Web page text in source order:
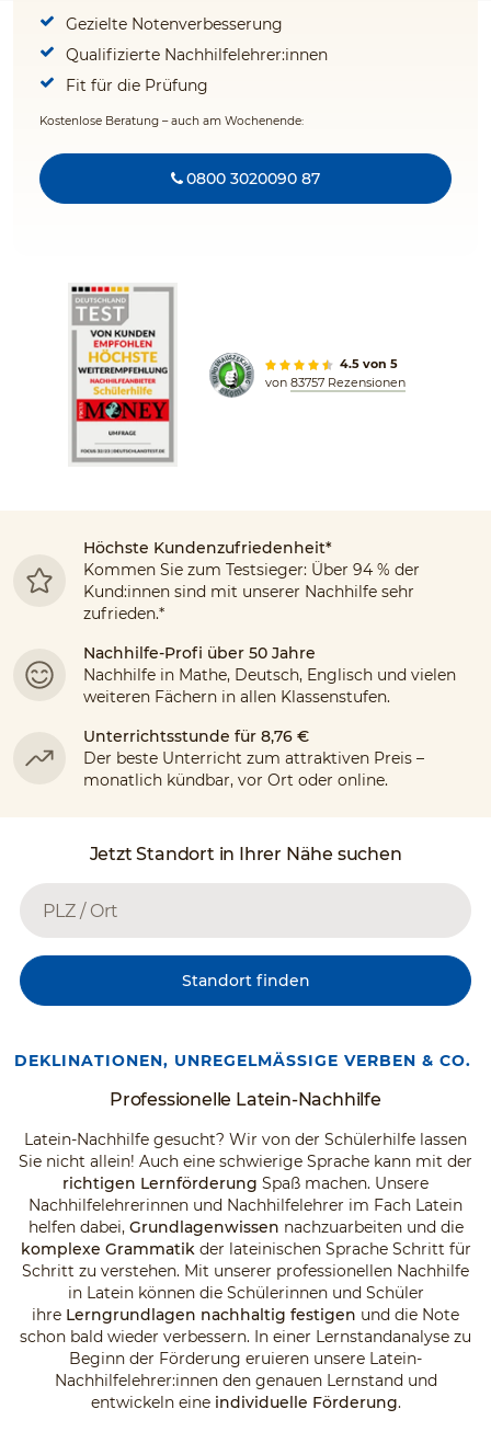
Gezielte Notenverbesserung
Qualifizierte Nachhilfelehrer:innen
Fit für die Prüfung
Kostenlose Beratung – auch am Wochenende:
0800 3020090 87
4.5 von 5
von 83757 Rezensionen
Höchste Kundenzufriedenheit*
Kommen Sie zum Testsieger: Über 94 % der
Kund:innen sind mit unserer Nachhilfe sehr
zufrieden.*
Nachhilfe-Profi über 50 Jahre
Nachhilfe in Mathe, Deutsch, Englisch und vielen
weiteren Fächern in allen Klassenstufen.
Unterrichtsstunde für 8,76 €
Der beste Unterricht zum attraktiven Preis –
monatlich kündbar, vor Ort oder online.
Jetzt Standort in Ihrer Nähe suchen
Standort finden
DEKLINATIONEN, UNREGELMÄSSIGE VERBEN & CO.
Professionelle Latein-Nachhilfe
Latein-Nachhilfe gesucht? Wir von der Schülerhilfe lassen
Sie nicht allein! Auch eine schwierige Sprache kann mit der
richtigen Lernförderung Spaß machen. Unsere
Nachhilfelehrerinnen und Nachhilfelehrer im Fach Latein
helfen dabei, Grundlagenwissen nachzuarbeiten und die
komplexe Grammatik der lateinischen Sprache Schritt für
Schritt zu verstehen. Mit unserer professionellen Nachhilfe
in Latein können die Schülerinnen und Schüler
ihre Lerngrundlagen nachhaltig festigen und die Note
schon bald wieder verbessern. In einer Lernstandanalyse zu
Beginn der Förderung eruieren unsere Latein-
Nachhilfelehrer:innen den genauen Lernstand und
entwickeln eine individuelle Förderung.